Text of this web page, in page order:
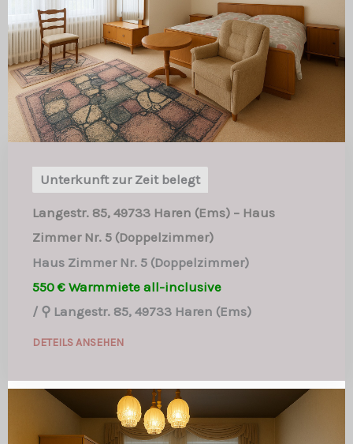
Unterkunft zur Zeit belegt
Langestr. 85, 49733 Haren (Ems) – Haus
Zimmer Nr. 5 (Doppelzimmer)
Haus Zimmer Nr. 5 (Doppelzimmer)
550 € Warmmiete all-inclusive
/ ⚲ Langestr. 85, 49733 Haren (Ems)
DETEILS ANSEHEN